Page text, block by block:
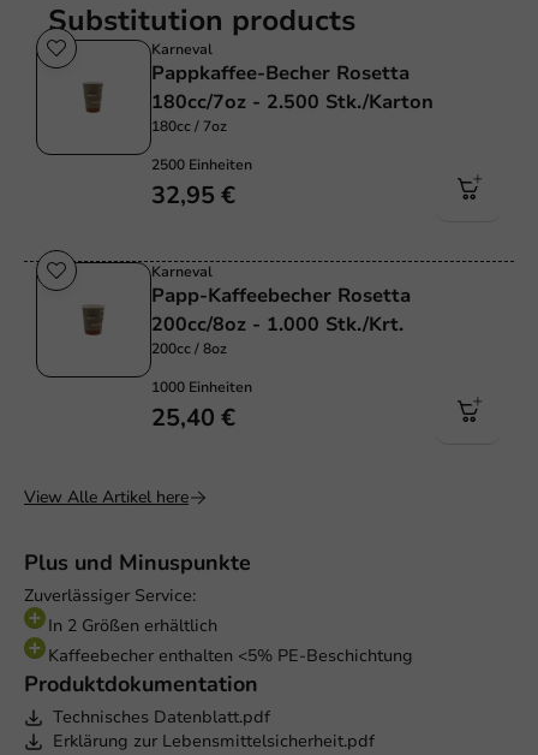
Plus und Minuspunkte
Zuverlässiger Service:
In 2 Größen erhältlich
Kaffeebecher enthalten <5% PE-Beschichtung
Produktdokumentation
Technisches Datenblatt.pdf
Erklärung zur Lebensmittelsicherheit.pdf
Substitution products
Karneval
Pappkaffee-Becher Rosetta
180cc/7oz - 2.500 Stk./Karton
180cc / 7oz
2500 Einheiten
32,95 €
Karneval
Papp-Kaffeebecher Rosetta
200cc/8oz - 1.000 Stk./Krt.
200cc / 8oz
1000 Einheiten
25,40 €
View Alle Artikel here